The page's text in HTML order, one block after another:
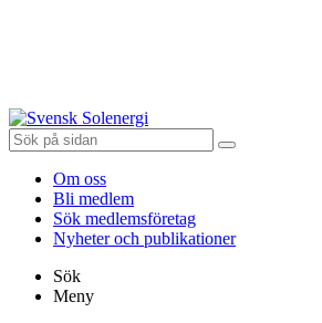
Om oss
Bli medlem
Sök medlemsföretag
Nyheter och publikationer
Sök
Meny